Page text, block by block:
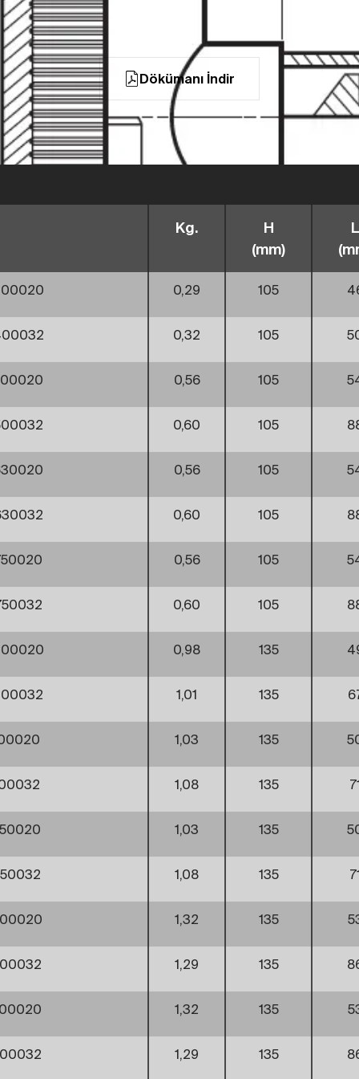
Dökümanı İndir
Kg.
H
(mm)
L
0,29 105
0,32 105
0,56 105
0,60 105
0,56 105
0,60 105
0,56 105
0,60 105
0,98 135
1,01 135
1,03 135
1,08 135
1,03 135
1,08 135
1,32 135
1,29 135
1,32 135
1,29 135